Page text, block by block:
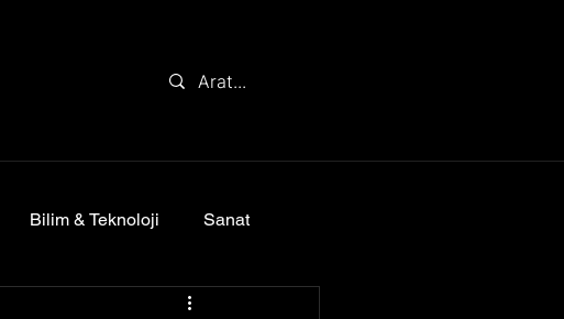
Bilim & Teknoloji Sanat